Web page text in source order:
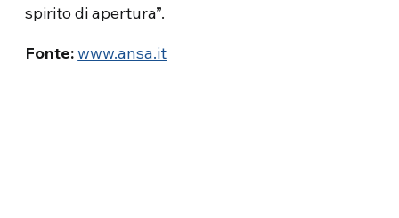
spirito di apertura”.
Fonte:www.ansa.it